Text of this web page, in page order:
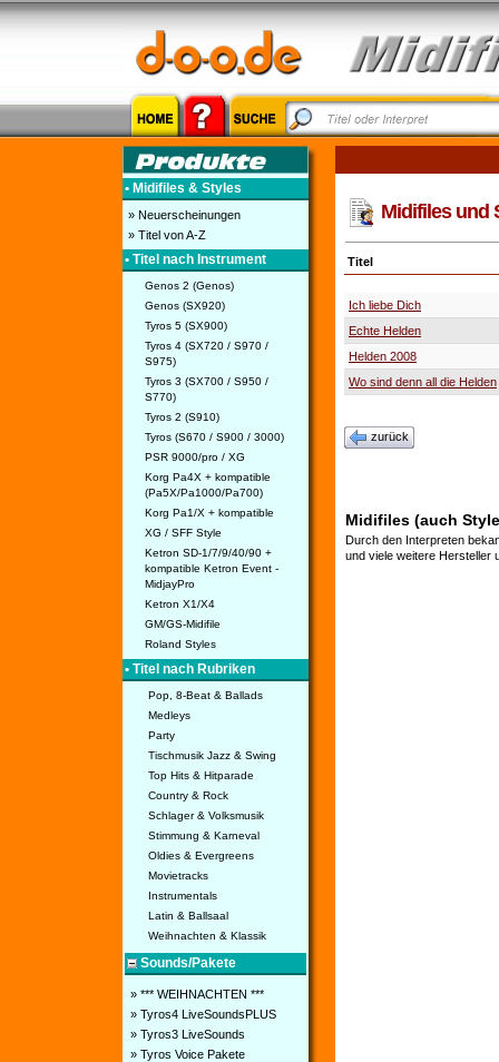
• Midifiles & Styles
» Neuerscheinungen
» Titel von A-Z
• Titel nach Instrument
Genos 2 (Genos)
Genos (SX920)
Tyros 5 (SX900)
Tyros 4 (SX720 / S970 /
S975)
Tyros 3 (SX700 / S950 /
S770)
Tyros 2 (S910)
Tyros (S670 / S900 / 3000)
PSR 9000/pro / XG
Korg Pa4X + kompatible
(Pa5X/Pa1000/Pa700)
Korg Pa1/X + kompatible
XG / SFF Style
Ketron SD-1/7/9/40/90 +
kompatible Ketron Event -
MidjayPro
Ketron X1/X4
GM/GS-Midifile
Roland Styles
• Titel nach Rubriken
Pop, 8-Beat & Ballads
Medleys
Party
Tischmusik Jazz & Swing
Top Hits & Hitparade
Country & Rock
Schlager & Volksmusik
Stimmung & Karneval
Oldies & Evergreens
Movietracks
Instrumentals
Latin & Ballsaal
Weihnachten & Klassik
Sounds/Pakete
» *** WEIHNACHTEN ***
» Tyros4 LiveSoundsPLUS
» Tyros3 LiveSounds
» Tyros Voice Pakete
Midifiles und
Titel
Ich liebe Dich
Echte Helden
Helden 2008
Wo sind denn all die Helden
zurück
Midifiles (auch
Durch den Interpreten
und viele weitere Hersteller